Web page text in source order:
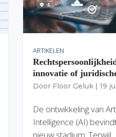
ARTIKELEN
innovatie of
Door Floor Geluk | 19
De ontwikkeling van
Intelligence (AI)